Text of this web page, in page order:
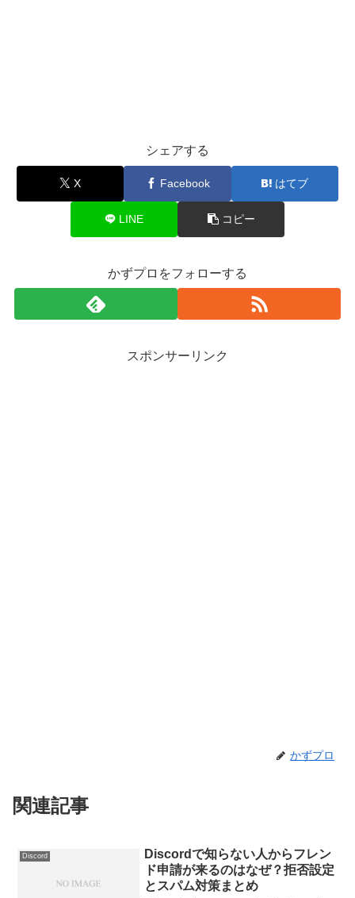
シェアする
X Facebook はてブ
LINE コピー
かずプロをフォローする
スポンサーリンク
かずプロ
関連記事
Discord
Discordで知らない人からフレン
ド申請が来るのはなぜ？拒否設定
とスパム対策まとめ